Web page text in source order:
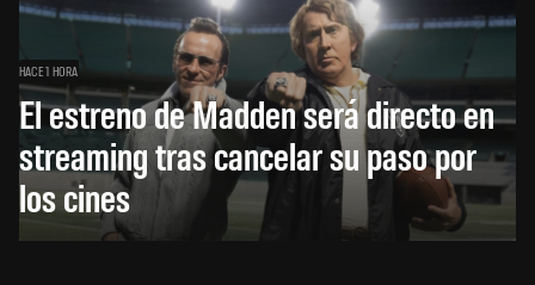
HACE 1 HORA
El estreno de Madden será directo en
streaming tras cancelar su paso por
los cines